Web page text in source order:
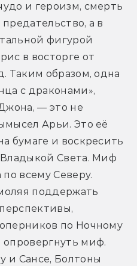
и героизм, смерть
а в
фигурой
в восторге от
Таким образом, одна
с драконами»,
— это не
Арьи. Это её
бумаге и воскресить
Владыкой Света. Миф
всему Северу.
поддержать
по Ночному
опровергнуть миф.
и Сансе, Болтоны